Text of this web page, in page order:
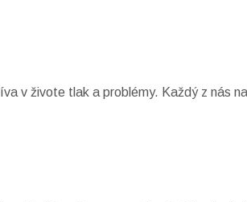
v živote tlak a problémy. Každý z nás